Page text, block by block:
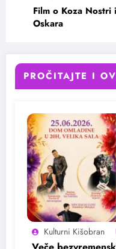
Film o Koza
Oskara
PROČITAJTE I
Kulturni Kišobran